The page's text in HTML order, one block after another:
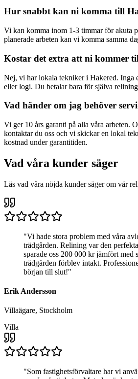
Hur snabbt kan ni komma till
Vi kan komma inom 1-3 timmar för akuta
planerade arbeten kan vi komma samma
Kostar det extra att ni kommer
Nej, vi har lokala tekniker i Hakered. Inga
eller logi. Du betalar bara för själva
Vad händer om jag behöver
Vi ger 10 års garanti på alla våra arbeten.
kontaktar du oss och vi skickar en lokal
kostnad under garantitiden.
Vad våra kunder säger
Läs vad våra nöjda kunder säger om vår
"Vi hade stora problem med våra
trädgården. Relining var den
sparade oss 200 000 kr jämfört med
trädgården förblev intakt.
början till slut!"
Erik Andersson
Villaägare, Stockholm
Villa
"Som fastighetsförvaltare har vi